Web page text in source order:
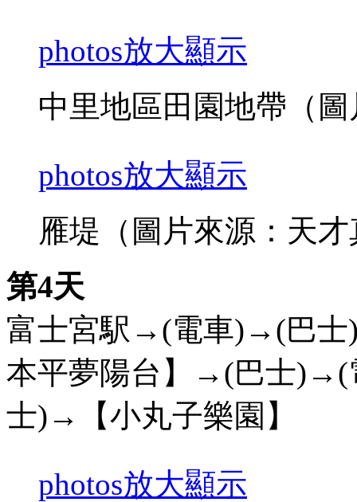
photos放大顯示
中里地區田園地帶（
photos放大顯示
雁堤（圖片來源：天
第4天
富士宮駅→(電車)→(巴
本平夢陽台】→(巴士
士)→【小丸子樂園】
photos放大顯示